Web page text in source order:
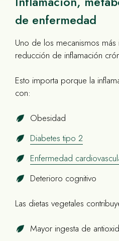
de enfermedad
Uno de los mecanismos más
reducción de inflamación
Esto importa porque la
con:
Obesidad
Diabetes tipo 2
Enfermedad
Deterioro cognitivo
Las dietas vegetales
Mayor ingesta de